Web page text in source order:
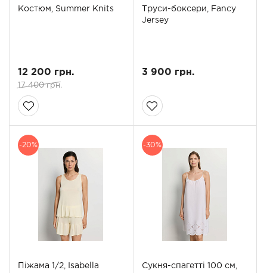
Костюм, Summer Knits
12 200 грн.
17 400 грн.
Труси-боксери, Fancy
Jersey
3 900 грн.
-20%
Піжама 1/2, Isabella
-30%
Сукня-спагетті 100 см,